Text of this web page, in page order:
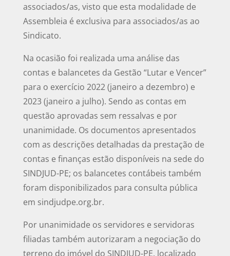
associados/as, visto que esta modalidade de
Assembleia é exclusiva para associados/as ao
Sindicato.
Na ocasião foi realizada uma análise das
contas e balancetes da Gestão “Lutar e Vencer”
para o exercício 2022 (janeiro a dezembro) e
2023 (janeiro a julho). Sendo as contas em
questão aprovadas sem ressalvas e por
unanimidade. Os documentos apresentados
com as descrições detalhadas da prestação de
contas e finanças estão disponíveis na sede do
SINDJUD-PE; os balancetes contábeis também
foram disponibilizados para consulta pública
em sindjudpe.org.br.
Por unanimidade os servidores e servidoras
filiadas também autorizaram a negociação do
terreno do imóvel do SINDJUD-PE, localizado